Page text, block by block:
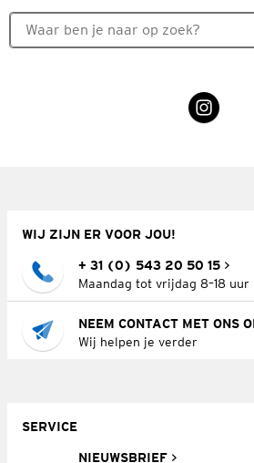
WIJ ZIJN ER VOOR JOU!
+ 31 (0) 543 20 50 15
Maandag tot vrijdag 8–18 uur
NEEM CONTACT MET ONS
Wij helpen je verder
SERVICE
NIEUWSBRIEF